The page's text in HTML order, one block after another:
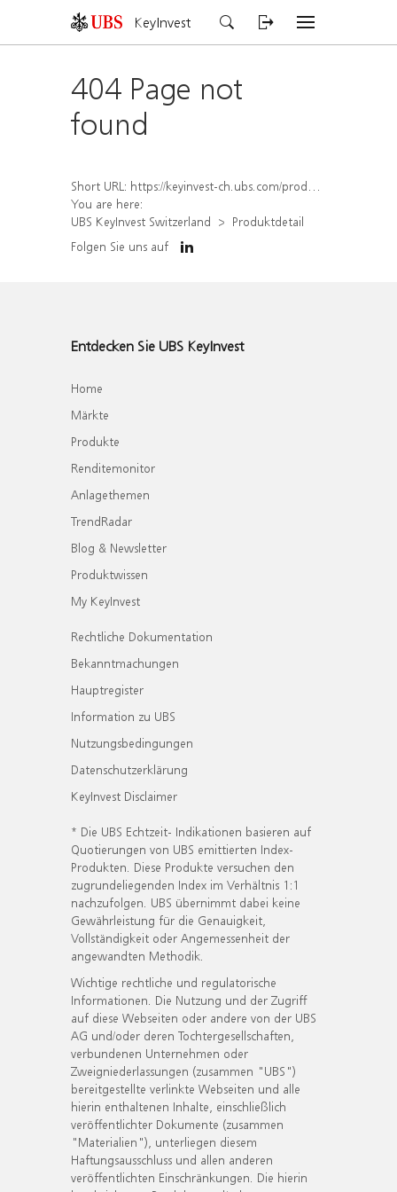
KeyInvest
404 Page not
found
Short URL: https://keyinvest-ch.ubs.com/produkt/detail/index/isin/CH1584641612
You are here:
UBS KeyInvest Switzerland
Produktdetail
Folgen Sie uns auf
Entdecken Sie UBS KeyInvest
Home
Märkte
Produkte
Renditemonitor
Anlagethemen
TrendRadar
Blog & Newsletter
Produktwissen
My KeyInvest
Rechtliche Dokumentation
Bekanntmachungen
Hauptregister
Information zu UBS
Nutzungsbedingungen
Datenschutzerklärung
KeyInvest Disclaimer
* Die UBS Echtzeit- Indikationen basieren auf
Quotierungen von UBS emittierten Index-
Produkten. Diese Produkte versuchen den
zugrundeliegenden Index im Verhältnis 1:1
nachzufolgen. UBS übernimmt dabei keine
Gewährleistung für die Genauigkeit,
Vollständigkeit oder Angemessenheit der
angewandten Methodik.
Wichtige rechtliche und regulatorische
Informationen. Die Nutzung und der Zugriff
auf diese Webseiten oder andere von der UBS
AG und/oder deren Tochtergesellschaften,
verbundenen Unternehmen oder
Zweigniederlassungen (zusammen "UBS")
bereitgestellte verlinkte Webseiten und alle
hierin enthaltenen Inhalte, einschließlich
veröffentlichter Dokumente (zusammen
"Materialien"), unterliegen diesem
Haftungsausschluss und allen anderen
veröffentlichten Einschränkungen. Die hierin